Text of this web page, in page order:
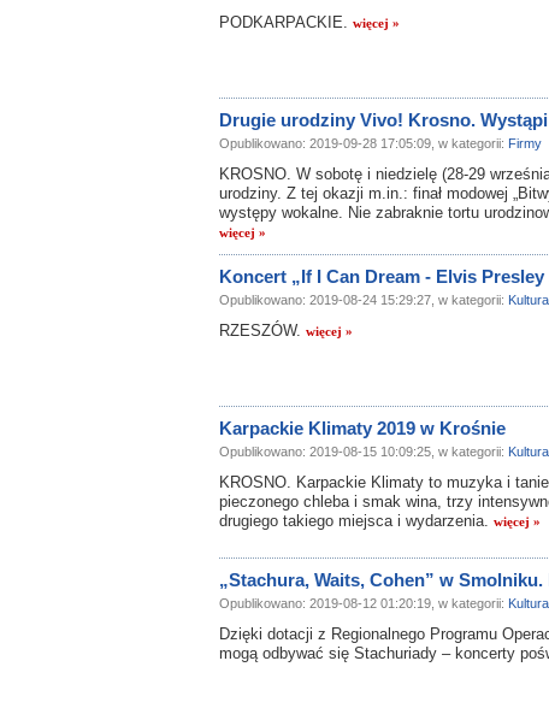
PODKARPACKIE. więcej »
Drugie urodziny Vivo! Krosno.
Opublikowano: 2019-09-28 17:05:09, w kategorii: Firmy
KROSNO. W sobotę i niedzielę (28-29
urodziny. Z tej okazji m.in.: finał modowej
występy wokalne. Nie zabraknie tortu
więcej »
Koncert „If I Can Dream - Elvis
Opublikowano: 2019-08-24 15:29:27, w kategorii: Kultura
RZESZÓW. więcej »
Karpackie Klimaty 2019 w Krośnie
Opublikowano: 2019-08-15 10:09:25, w kategorii: Kultura
KROSNO. Karpackie Klimaty to muzyka i
pieczonego chleba i smak wina, trzy
drugiego takiego miejsca i wydarzenia. więcej »
„Stachura, Waits, Cohen” w
Opublikowano: 2019-08-12 01:20:19, w kategorii: Kultura
Dzięki dotacji z Regionalnego Programu
mogą odbywać się Stachuriady – koncerty